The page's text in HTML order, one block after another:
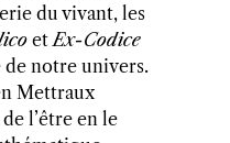
du vivant, les
etEx-Codice
de notre univers.
Mettraux
l’être en le